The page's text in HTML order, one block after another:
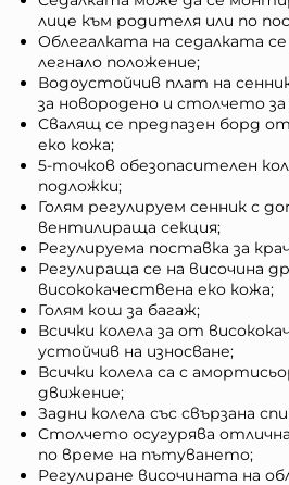
лице към родителя или по
Облегалката на седалката
легнало положение;
Водоустойчив плат на
за новородено и столчето за
Свалящ се предпазен борд
еко кожа;
5-точков обезопасителен
подложки;
Голям регулируем сенник с
вентилираща секция;
Регулируема поставка за
Регулираща се на височина
висококачествена еко кожа;
Голям кош за багаж;
Всички колела за от
устойчив на износване;
Всички колела са с
движение;
Задни колела със свързана
Столчето осугурява
по време на пътуването;
Регулиране височината на